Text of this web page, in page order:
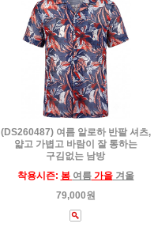
(DS260487) 여름 알로하 반팔 셔츠,
얇고 가볍고 바람이 잘 통하는
구김없는 남방
착용시즌: 봄 여름가을겨울
79,000원